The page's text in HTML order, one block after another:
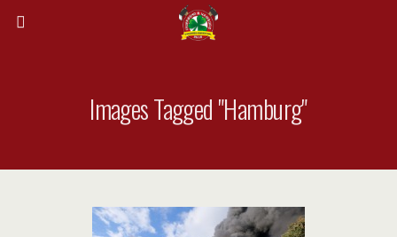
Images Tagged "hamburg"